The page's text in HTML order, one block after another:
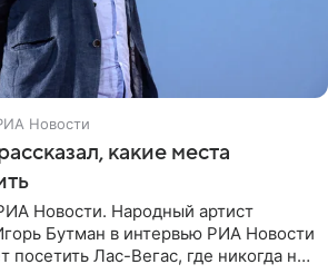
Новости
какие места
Новости. Народный артист
Бутман в интервью РИА Новости
посетить Лас-Вегас, где никогда не